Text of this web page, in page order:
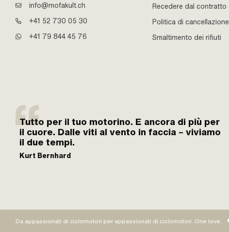
info@mofakult.ch
+41 52 730 05 30
+41 79 844 45 76
Recedere dal contratto
Politica di cancellazione
Smaltimento dei rifiuti
Tutto per il tuo motorino. E ancora di più per
il cuore. Dalle viti al vento in faccia – viviamo
il due tempi.
Kurt Bernhard
Da appassionati di ciclomotori per appassionati di ciclomotori. One love.